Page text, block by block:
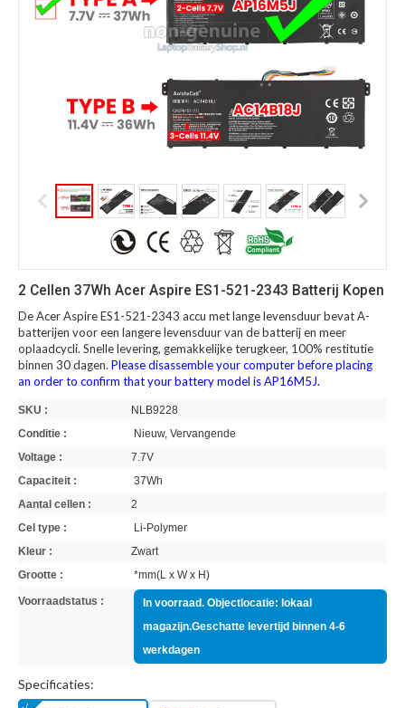
2 Cellen 37Wh Acer Aspire ES1-521-2343 Batterij Kopen
De Acer Aspire ES1-521-2343 accu met lange levensduur bevat A-
batterijen voor een langere levensduur van de batterij en meer
oplaadcycli. Snelle levering, gemakkelijke terugkeer, 100% restitutie
binnen 30 dagen. Please disassemble your computer before placing
an order to confirm that your battery model is AP16M5J.
SKU :
NLB9228
Conditie :
Nieuw, Vervangende
Voltage :
7.7V
Capaciteit :
37Wh
Aantal cellen :
2
Cel type :
Li-Polymer
Kleur :
Zwart
Grootte :
*mm(L x W x H)
Voorraadstatus :
In voorraad. Objectlocatie: lokaal
magazijn.Geschatte levertijd binnen 4-6
werkdagen
Specificaties: